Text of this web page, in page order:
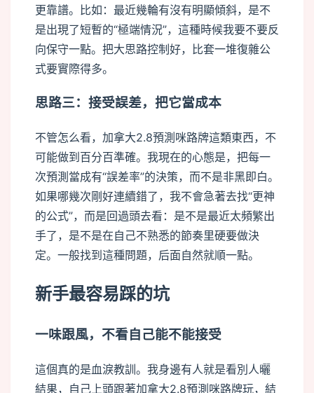
更靠譜。比如：最近幾輪有沒有明顯傾斜，是不
是出現了短暫的“極端情況”，這種時候我要不要反
向保守一點。把大思路控制好，比套一堆復雜公
式要實際得多。
思路三：接受誤差，把它當成本
不管怎么看，加拿大2.8預測咪路牌這類東西，不
可能做到百分百準確。我現在的心態是，把每一
次預測當成有“誤差率”的決策，而不是非黑即白。
如果哪幾次剛好連續錯了，我不會急著去找“更神
的公式”，而是回過頭去看：是不是最近太頻繁出
手了，是不是在自己不熟悉的節奏里硬要做決
定。一般找到這種問題，后面自然就順一點。
新手最容易踩的坑
一味跟風，不看自己能不能接受
這個真的是血淚教訓。我身邊有人就是看別人曬
結果，自己上頭跟著加拿大2.8預測咪路牌玩，結